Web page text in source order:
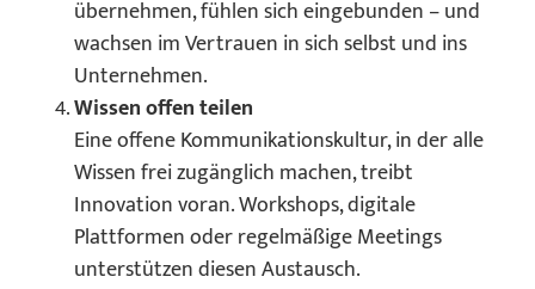
übernehmen, fühlen sich eingebunden – und
wachsen im Vertrauen in sich selbst und ins
Unternehmen.
Wissen offen teilen
Eine offene Kommunikationskultur, in der alle
Wissen frei zugänglich machen, treibt
Innovation voran. Workshops, digitale
Plattformen oder regelmäßige Meetings
unterstützen diesen Austausch.